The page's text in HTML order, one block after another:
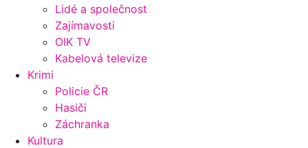
Lidé a společnost
Zajímavosti
OIK TV
Kabelová televize
Krimi
Policie ČR
Hasiči
Záchranka
Kultura